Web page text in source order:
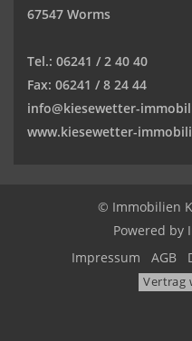
67547 Worms
Tel.: 06241 / 2 40 40
Fax: 06241 / 8 24 44
info@kiesewetter-
www.kiesewetter-
© Immobilien
Powered by
Impressum
AGB
Vertrag